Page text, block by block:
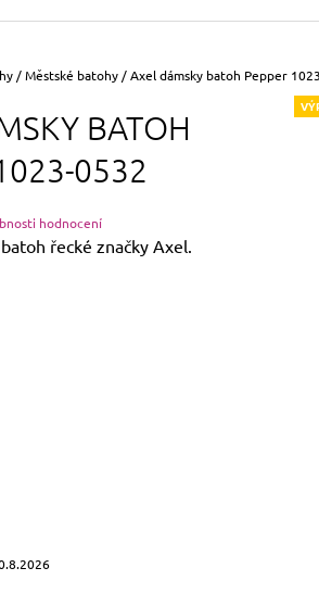
/Městské batohy /Axel dámsky batoh Pepper
BATOH
0532
hodnocení
řecké značky Axel.